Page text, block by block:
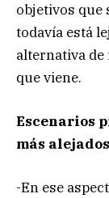
objetivos que
todavía está
alternativa de
que viene.
Escenarios
más
-En ese